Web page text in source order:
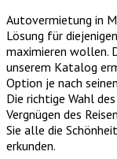
Autovermietung in
Lösung für
maximieren wollen.
unserem Katalog
Option je nach
Die richtige Wahl
Vergnügen des
Sie alle die
erkunden.